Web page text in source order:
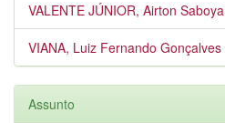
VALENTE JÚNIOR, Airton Saboya
VIANA, Luiz Fernando Gonçalves
Assunto